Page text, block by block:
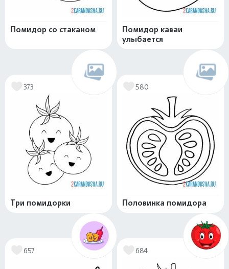
Помидор со стаканом
Помидор каваи
улыбается
373
Три помидорки
580
Половинка помидора
657 684